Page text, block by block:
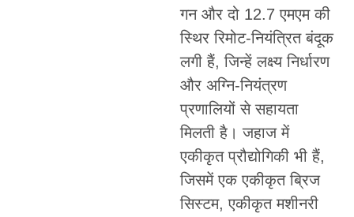
गन और दो 12.7 एमएम की
स्थिर रिमोट-नियंत्रित बंदूक
लगी हैं, जिन्हें लक्ष्य निर्धारण
और अग्नि-नियंत्रण
प्रणालियों से सहायता
मिलती है। जहाज में
एकीकृत प्रौद्योगिकी भी हैं,
जिसमें एक एकीकृत ब्रिज
सिस्टम, एकीकृत मशीनरी